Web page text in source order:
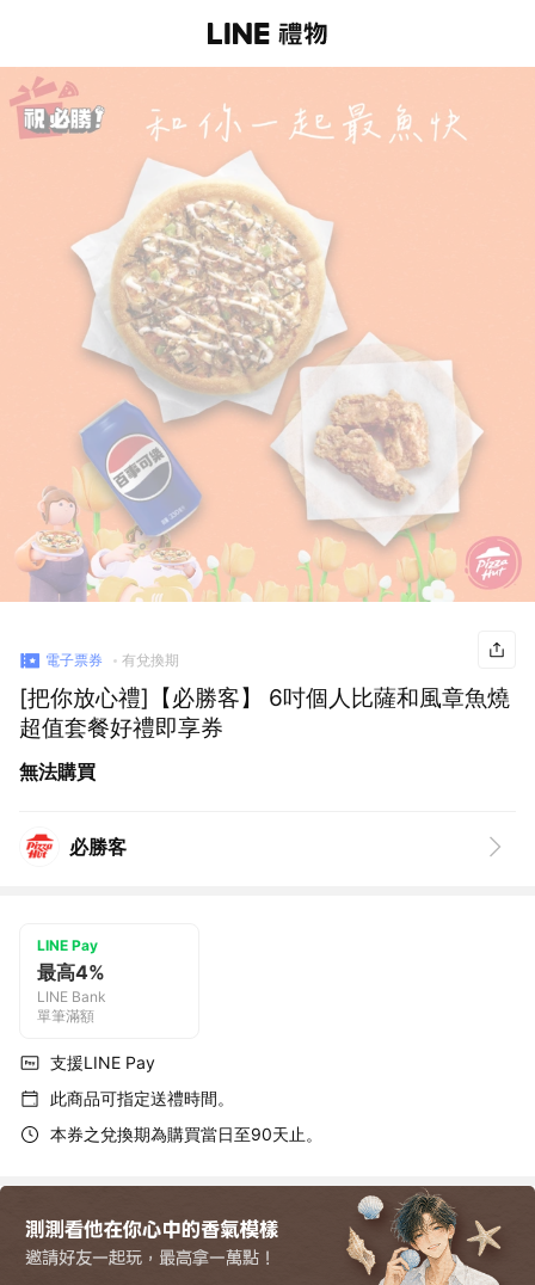
電子票券 有兌換期
[把你放心禮]【必勝客】 6吋個人比薩和風章魚燒
超值套餐好禮即享券
無法購買
必勝客
LINE Pay
最高4%
LINE Bank
單筆滿額
支援LINE Pay
此商品可指定送禮時間。
本券之兌換期為購買當日至90天止。